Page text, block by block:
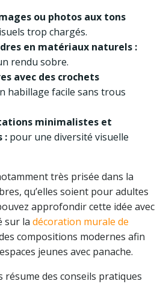
ou photos aux tons
trop chargés.
en matériaux naturels :
rendu sobre.
avec des crochets
habillage facile sans trous
minimalistes et
: pour une diversité visuelle
très prisée dans la
qu’elles soient pour adultes
approfondir cette idée avec
sur la décoration murale de
compositions modernes afin
jeunes avec panache.
résume des conseils pratiques